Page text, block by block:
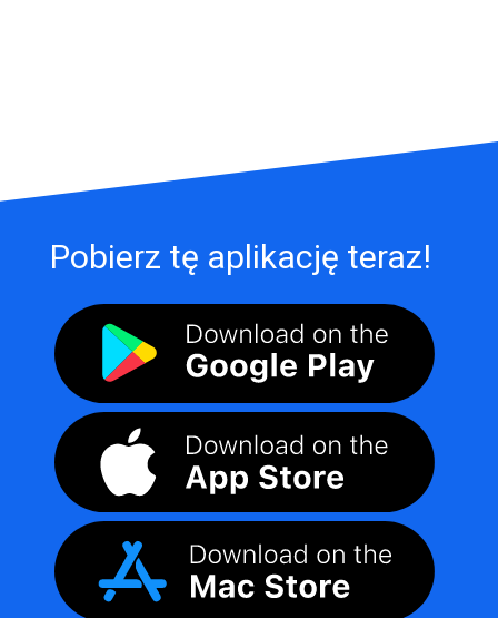
Pobierz tę aplikację teraz!